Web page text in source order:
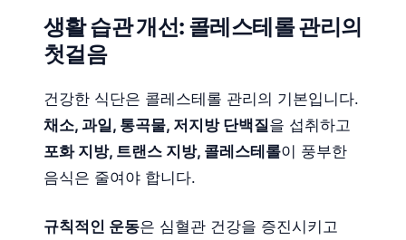
생활 습관 개선: 콜레스테롤 관리의
첫걸음
건강한 식단은 콜레스테롤 관리의 기본입니다.
채소, 과일, 통곡물, 저지방 단백질을 섭취하고
포화 지방, 트랜스 지방, 콜레스테롤이 풍부한
음식은 줄여야 합니다.
규칙적인 운동은 심혈관 건강을 증진시키고